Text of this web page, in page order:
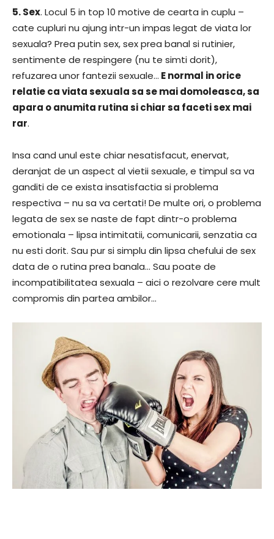
5. Sex. Locul 5 in top 10 motive de cearta in cuplu –
cate cupluri nu ajung intr-un impas legat de viata lor
sexuala? Prea putin sex, sex prea banal si rutinier,
sentimente de respingere (nu te simti dorit),
refuzarea unor fantezii sexuale… E normal in orice
relatie ca viata sexuala sa se mai domoleasca, sa
apara o anumita rutina si chiar sa faceti sex mai
rar.
Insa cand unul este chiar nesatisfacut, enervat,
deranjat de un aspect al vietii sexuale, e timpul sa va
ganditi de ce exista insatisfactia si problema
respectiva – nu sa va certati! De multe ori, o problema
legata de sex se naste de fapt dintr-o problema
emotionala – lipsa intimitatii, comunicarii, senzatia ca
nu esti dorit. Sau pur si simplu din lipsa chefului de sex
data de o rutina prea banala… Sau poate de
incompatibilitatea sexuala – aici o rezolvare cere mult
compromis din partea ambilor…